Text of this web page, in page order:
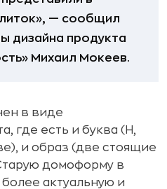
— сообщил
дизайна продукта
Михаил Мокеев.
в виде
где есть и буква (Н,
и образ (две стоящие
домоформу в
актуальную и